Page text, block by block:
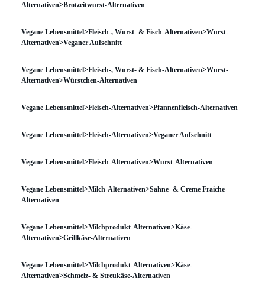
Alternativen>Brotzeitwurst-Alternativen
Vegane Lebensmittel>Fleisch-, Wurst- & Fisch-Alternativen>Wurst-
Alternativen>Veganer Aufschnitt
Vegane Lebensmittel>Fleisch-, Wurst- & Fisch-Alternativen>Wurst-
Alternativen>Würstchen-Alternativen
Vegane Lebensmittel>Fleisch-Alternativen>Pfannenfleisch-Alternativen
Vegane Lebensmittel>Fleisch-Alternativen>Veganer Aufschnitt
Vegane Lebensmittel>Fleisch-Alternativen>Wurst-Alternativen
Vegane Lebensmittel>Milch-Alternativen>Sahne- & Creme Fraiche-
Alternativen
Vegane Lebensmittel>Milchprodukt-Alternativen>Käse-
Alternativen>Grillkäse-Alternativen
Vegane Lebensmittel>Milchprodukt-Alternativen>Käse-
Alternativen>Schmelz- & Streukäse-Alternativen